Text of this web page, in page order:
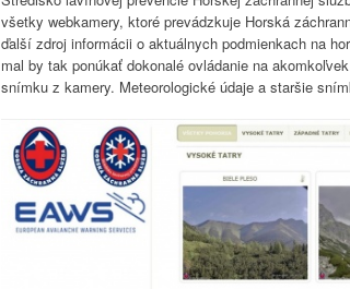
všetky webkamery, ktoré prevádzkuje Horská
ďalší zdroj informácii o aktuálnych podmienkach na
mal by tak ponúkať dokonalé ovládanie na
snímku z kamery. Meteorologické údaje a staršie